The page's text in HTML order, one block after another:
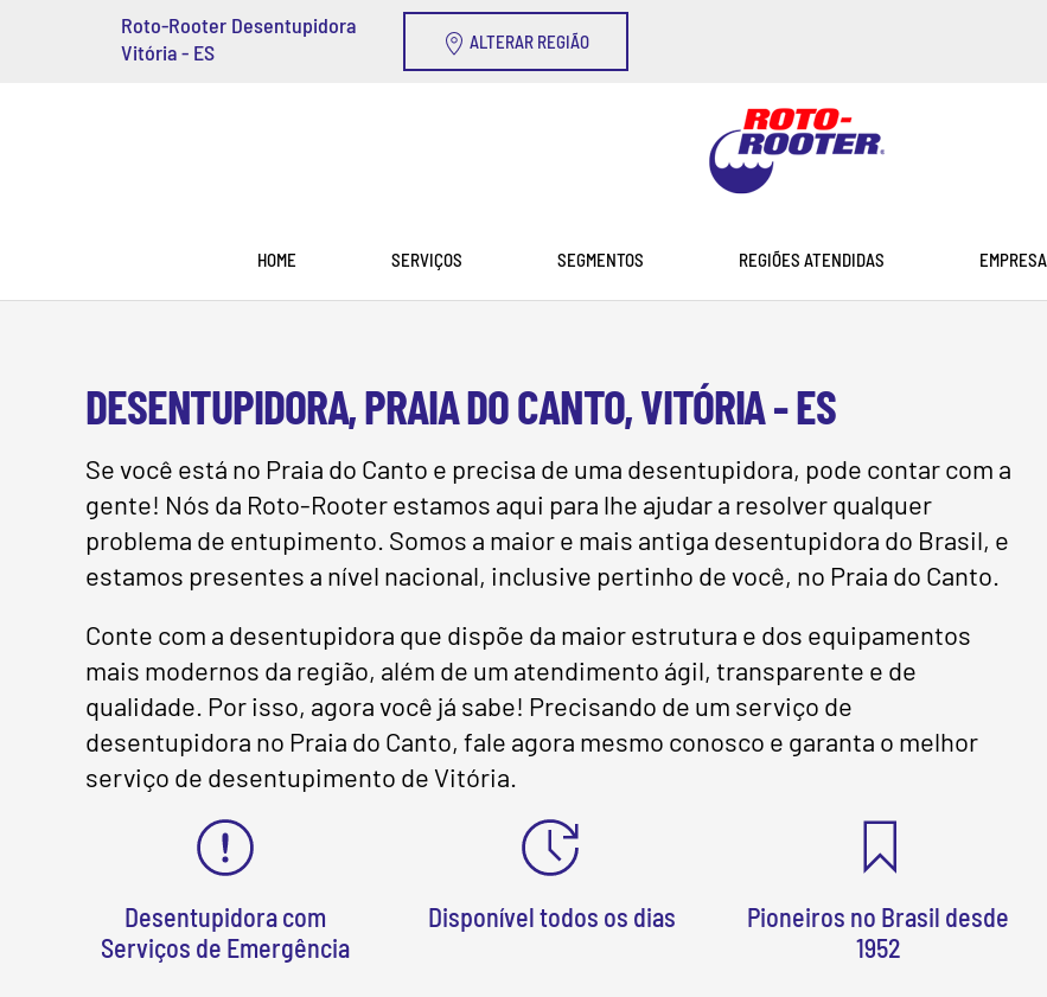
Skip to main content
Roto-Rooter Desentupidora
Vitória - ES
ALTERAR REGIÃO
HOME SERVIÇOS SEGMENTOS REGIÕES ATENDIDAS EMPRESA
DESENTUPIDORA, PRAIA DO CANTO, VITÓRIA - ES
Se você está no Praia do Canto e precisa de uma desentupidora, pode contar com a
gente! Nós da Roto-Rooter estamos aqui para lhe ajudar a resolver qualquer
problema de entupimento. Somos a maior e mais antiga desentupidora do Brasil, e
estamos presentes a nível nacional, inclusive pertinho de você, no Praia do Canto.
Conte com a desentupidora que dispõe da maior estrutura e dos equipamentos
mais modernos da região, além de um atendimento ágil, transparente e de
qualidade. Por isso, agora você já sabe! Precisando de um serviço de
desentupidora no Praia do Canto, fale agora mesmo conosco e garanta o melhor
serviço de desentupimento de Vitória.
Desentupidora com
Serviços de Emergência
Disponível todos os dias
Pioneiros no Brasil desde
1952